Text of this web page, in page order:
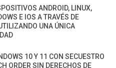
ANDROID, LINUX,
E IOS A TRAVÉS DE
UNA ÚNICA
10 Y 11 CON SECUESTRO
ORDER SIN DERECHOS DE